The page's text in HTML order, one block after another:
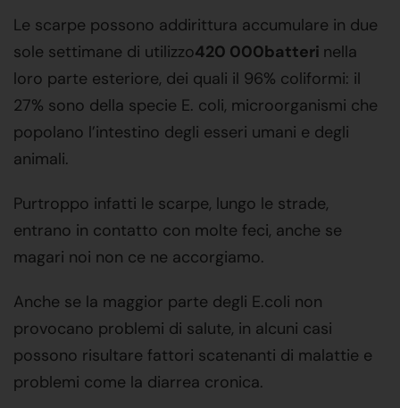
Le scarpe possono addirittura accumulare in due
sole settimane di utilizzo420 000batteri nella
loro parte esteriore, dei quali il 96% coliformi: il
27% sono della specie E. coli, microorganismi che
popolano l’intestino degli esseri umani e degli
animali.
Purtroppo infatti le scarpe, lungo le strade,
entrano in contatto con molte feci, anche se
magari noi non ce ne accorgiamo.
Anche se la maggior parte degli E.coli non
provocano problemi di salute, in alcuni casi
possono risultare fattori scatenanti di malattie e
problemi come la diarrea cronica.